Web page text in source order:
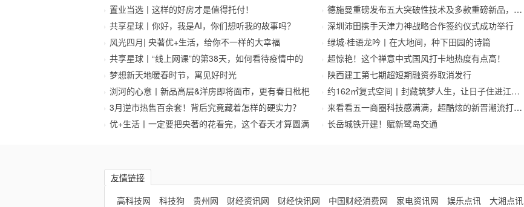
置业当选丨这样的好房才是值得托付！
共享星球丨你好，我是AI，你们想听我的故事吗？
风光四月| 央著优+生活，给你不一样的大幸福
共享星球丨“线上网课”的第38天，如何看待疫情中的
梦想新天地暖春时节，寓见好时光
浏河的心意丨新品高层&洋房即将面市，更有春日枇杷
3月逆市热售百余套！背后究竟藏着怎样的硬实力？
优+生活丨一定要把央著的花看完，这个春天才算圆满
德施曼重磅发布五大突破性技术及多款重磅新品，开启
深圳沛田携手天津力神战略合作签约仪式成功举行
绿城·桂语龙吟丨在大地间，种下田园的诗篇
超惊艳！这个禅意中式国风打卡地热度有点高！
陕西建工第七期超短期融资券取消发行
约162㎡复式空间丨封藏筑梦人生，让日子住进江南里
来看看五一商圈科技感满满，超酷炫的新晋潮流打卡地
长岳城铁开建！赋新鹭岛交通
友情链接
高科技网
科技狗 贵州网 财经资讯网 财经快讯网 中国财经消费网 家电资讯网 娱乐点讯 大湘点讯